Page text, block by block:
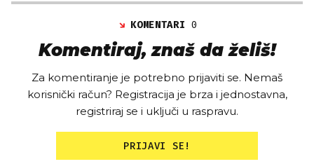
KOMENTARI0
Komentiraj, znaš da želiš!
Za komentiranje je potrebno prijaviti se. Nemaš
korisnički račun? Registracija je brza i jednostavna,
registriraj se i uključi u raspravu.
PRIJAVI SE!